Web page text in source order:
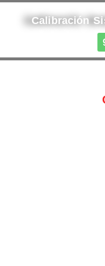
Calibración